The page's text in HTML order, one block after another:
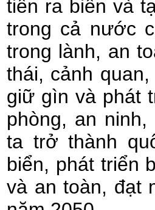
tiến ra biển và
trong cả nước
trong lành, an
thái, cảnh
giữ gìn và phát
phòng, an
ta trở thành
biển, phát triển
và an toàn, đạt